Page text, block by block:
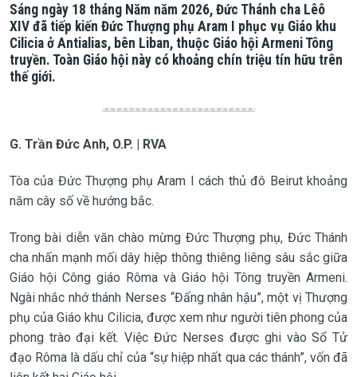
Sáng ngày 18 tháng Năm năm 2026, Đức Thánh cha Lêô
XIV đã tiếp kiến Đức Thượng phụ Aram I phục vụ Giáo khu
Cilicia ở Antialias, bên Liban, thuộc Giáo hội Armeni Tông
truyền. Toàn Giáo hội này có khoảng chín triệu tín hữu trên
thế giới.
G. Trần Đức Anh, O.P. | RVA
Tòa của Đức Thượng phụ Aram I cách thủ đô Beirut khoảng
năm cây số về hướng bắc.
Trong bài diễn văn chào mừng Đức Thượng phụ, Đức Thánh
cha nhấn mạnh mối dây hiệp thông thiêng liêng sâu sắc giữa
Giáo hội Công giáo Rôma và Giáo hội Tông truyền Armeni.
Ngài nhắc nhớ thánh Nerses “Đấng nhân hậu”, một vị Thượng
phụ của Giáo khu Cilicia, được xem như người tiên phong của
phong trào đại kết. Việc Đức Nerses được ghi vào Sổ Tử
đạo Rôma là dấu chỉ của “sự hiệp nhất qua các thánh”, vốn đã